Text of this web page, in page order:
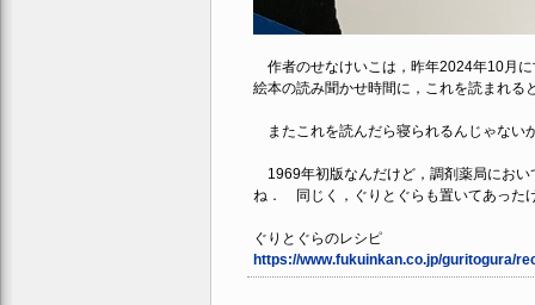
作者のせなけいこは，昨年2024年10月
絵本の読み聞かせ時間に，これを読まれる
またこれを読んだら寝られるんじゃない
1969年初版なんだけど，調剤薬局にお
ね． 同じく，ぐりとぐらも置いてあった
ぐりとぐらのレシピ
https://www.fukuinkan.co.jp/guritogura/